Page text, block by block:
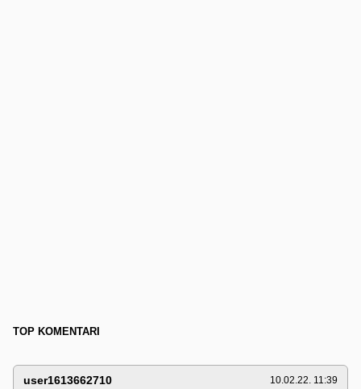
TOP KOMENTARI
user1613662710 10.02.22. 11:39